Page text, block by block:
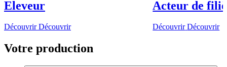
Eleveur
Découvrir Découvrir
Acteur de
Découvrir Découvrir
Votre production